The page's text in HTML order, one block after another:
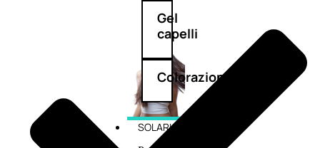
Gel
capelli
Colorazione
SOLARI